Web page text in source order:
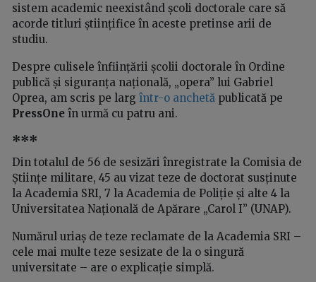
sistem academic neexistând școli doctorale care să
acorde titluri științifice în aceste pretinse arii de
studiu.
Despre culisele înființării școlii doctorale în Ordine
publică și siguranța națională, „opera” lui Gabriel
Oprea, am scris pe larg într-o anchetă publicată pe
PressOne în urmă cu patru ani.
***
Din totalul de 56 de sesizări înregistrate la Comisia de
Științe militare, 45 au vizat teze de doctorat susținute
la Academia SRI, 7 la Academia de Poliție și alte 4 la
Universitatea Națională de Apărare „Carol I” (UNAP).
Numărul uriaș de teze reclamate de la Academia SRI –
cele mai multe teze sesizate de la o singură
universitate – are o explicație simplă.